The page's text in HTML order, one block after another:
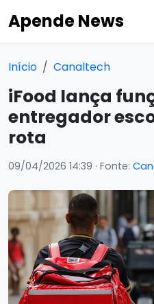
Apende News
Início Canaltech
iFood lança
entregador
rota
09/04/2026 14:39 · Fonte: